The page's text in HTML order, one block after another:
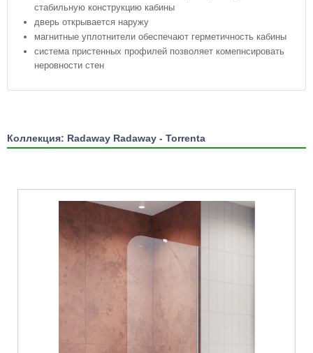
стабильную конструкцию кабины
дверь открывается наружу
магнитные уплотнители обеспечают герметичность кабины
система пристенных профилей позволяет комепнсировать
неровности стен
Коллекция: Radaway Radaway - Torrenta